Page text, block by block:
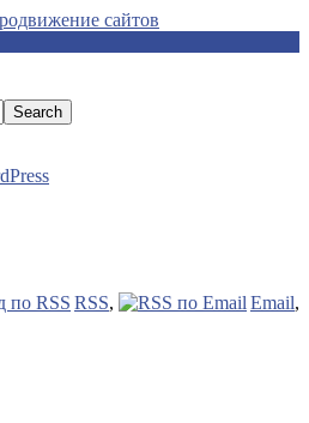
RSS, Email,